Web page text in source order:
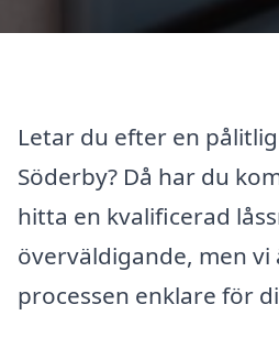
Letar du efter en
Söderby? Då har du
hitta en kvalificerad
överväldigande, men
processen enklare för